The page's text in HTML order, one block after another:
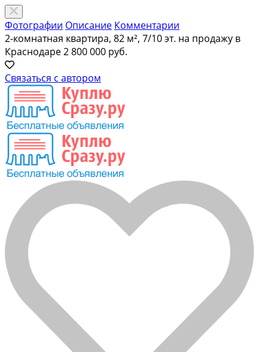
Фотографии Описание Комментарии
2-комнатная квартира, 82 м², 7/10 эт. на продажу в
Краснодаре2 800 000 руб.
Связаться с автором